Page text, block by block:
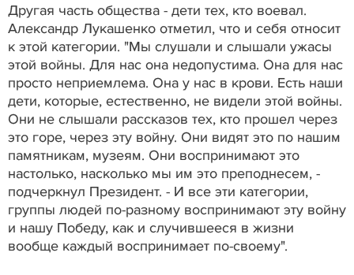
Другая часть общества - дети тех, кто воевал.
Александр Лукашенко отметил, что и себя относит
к этой категории. "Мы слушали и слышали ужасы
этой войны. Для нас она недопустима. Она для нас
просто неприемлема. Она у нас в крови. Есть наши
дети, которые, естественно, не видели этой войны.
Они не слышали рассказов тех, кто прошел через
это горе, через эту войну. Они видят это по нашим
памятникам, музеям. Они воспринимают это
настолько, насколько мы им это преподнесем, -
подчеркнул Президент. - И все эти категории,
группы людей по-разному воспринимают эту войну
и нашу Победу, как и случившееся в жизни
вообще каждый воспринимает по-своему".